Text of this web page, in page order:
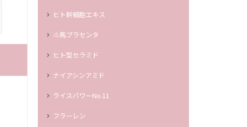
ヒト幹細胞エキス
🐴馬プラセンタ
ヒト型セラミド
ナイアシンアミド
ライスパワーNo.11
フラーレン